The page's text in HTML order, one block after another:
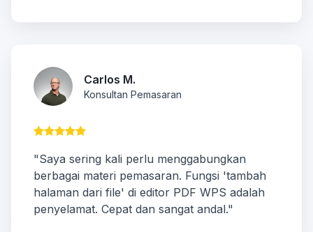
Carlos M.
Konsultan Pemasaran
"Saya sering kali perlu menggabungkan
berbagai materi pemasaran. Fungsi 'tambah
halaman dari file' di editor PDF WPS adalah
penyelamat. Cepat dan sangat andal."